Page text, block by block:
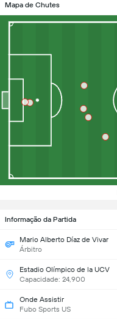
Mapa de Chutes
Informação da Partida
Mario Alberto Díaz de Vivar
Árbitro
Estadio Olímpico de la UCV
Capacidade: 24,900
Onde Assistir
Fubo Sports US